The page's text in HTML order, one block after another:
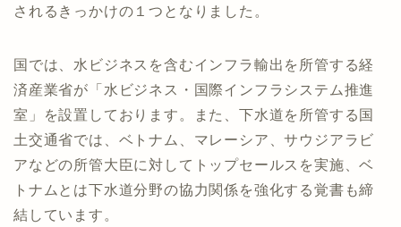
されるきっかけの１つとなりました。
国では、水ビジネスを含むインフラ輸出を所管する経
済産業省が「水ビジネス・国際インフラシステム推進
室」を設置しております。また、下水道を所管する国
土交通省では、ベトナム、マレーシア、サウジアラビ
アなどの所管大臣に対してトップセールスを実施、ベ
トナムとは下水道分野の協力関係を強化する覚書も締
結しています。